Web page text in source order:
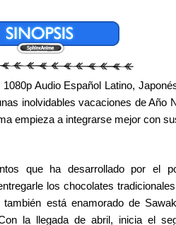
Audio Español Latino,
inolvidables vacaciones de Año
empieza a integrarse mejor con
que ha desarrollado por el
los chocolates
está enamorado de
la llegada de abril, inicia el